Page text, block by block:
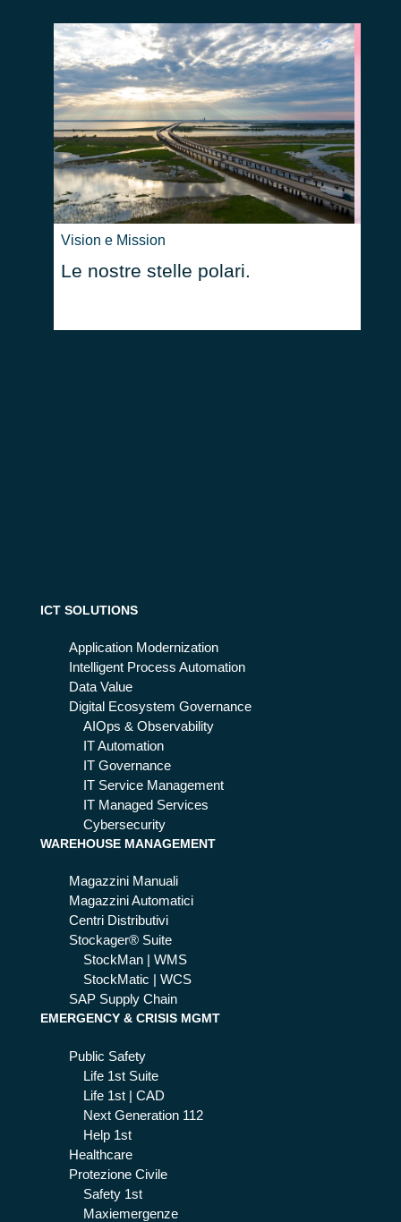
Vision e Mission
Le nostre stelle polari.
ICT SOLUTIONS
Application Modernization
Intelligent Process Automation
Data Value
Digital Ecosystem Governance
AIOps & Observability
IT Automation
IT Governance
IT Service Management
IT Managed Services
Cybersecurity
WAREHOUSE MANAGEMENT
Magazzini Manuali
Magazzini Automatici
Centri Distributivi
Stockager® Suite
StockMan | WMS
StockMatic | WCS
SAP Supply Chain
EMERGENCY & CRISIS MGMT
Public Safety
Life 1st Suite
Life 1st | CAD
Next Generation 112
Help 1st
Healthcare
Protezione Civile
Safety 1st
Maxiemergenze